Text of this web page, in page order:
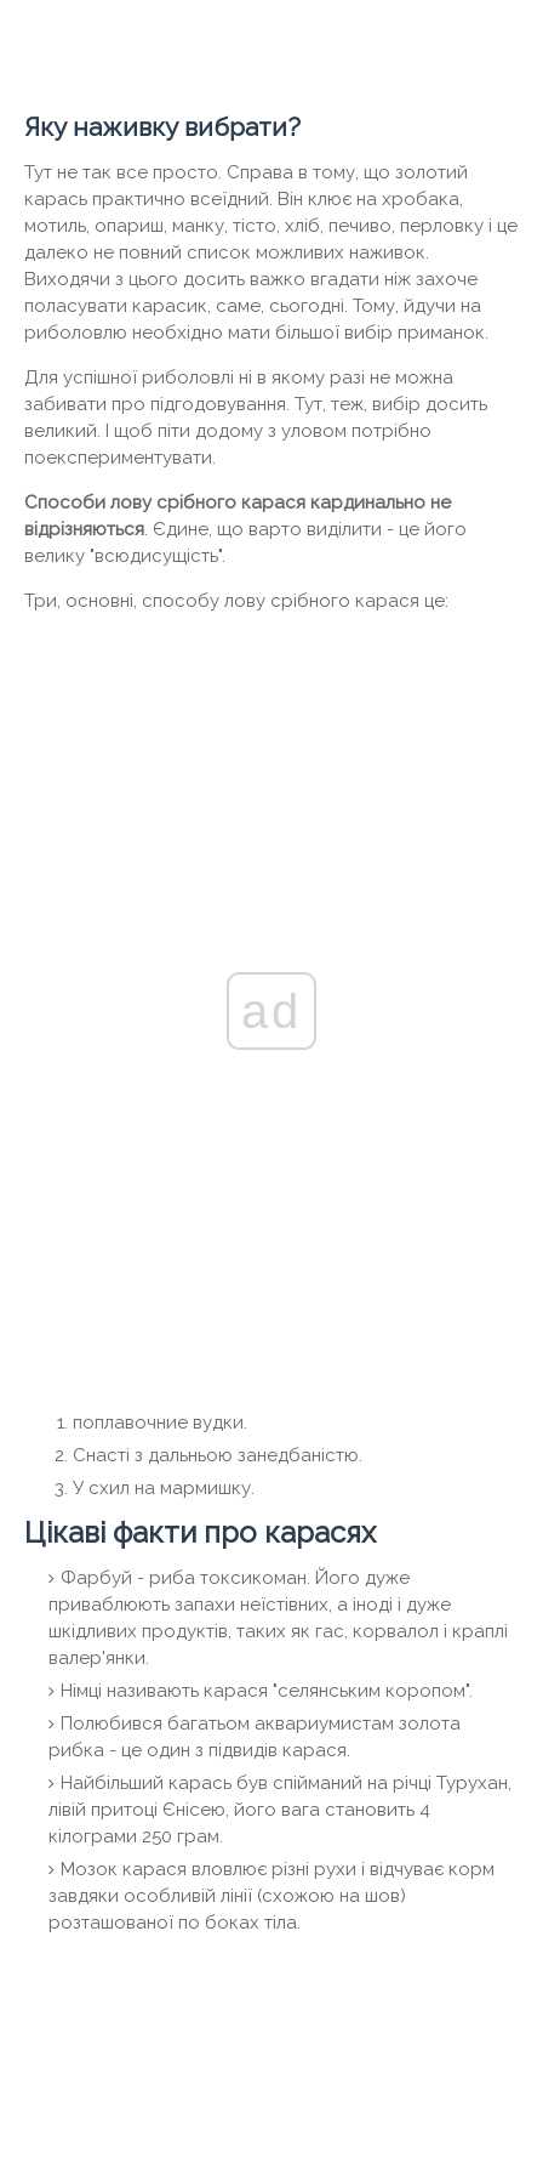
Яку наживку вибрати?
Тут не так все просто. Справа в тому, що золотий
карась практично всеїдний. Він клює на хробака,
мотиль, опариш, манку, тісто, хліб, печиво, перловку і це
далеко не повний список можливих наживок.
Виходячи з цього досить важко вгадати ніж захоче
поласувати карасик, саме, сьогодні. Тому, йдучи на
риболовлю необхідно мати більшої вибір приманок.
Для успішної риболовлі ні в якому разі не можна
забивати про підгодовування. Тут, теж, вибір досить
великий. І щоб піти додому з уловом потрібно
поекспериментувати.
Способи лову срібного карася кардинально не
відрізняються. Єдине, що варто виділити - це його
велику "всюдисущість".
Три, основні, способу лову срібного карася це:
ad
поплавочние вудки.
Снасті з дальньою занедбаністю.
У схил на мармишку.
Цікаві факти про карасях
Фарбуй - риба токсикоман. Його дуже
приваблюють запахи неїстівних, а іноді і дуже
шкідливих продуктів, таких як гас, корвалол і краплі
валер'янки.
Німці називають карася "селянським коропом".
Полюбився багатьом аквариумистам золота
рибка - це один з підвидів карася.
Найбільший карась був спійманий на річці Турухан,
лівій притоці Єнісею, його вага становить 4
кілограми 250 грам.
Мозок карася вловлює різні рухи і відчуває корм
завдяки особливій лінії (схожою на шов)
розташованої по боках тіла.